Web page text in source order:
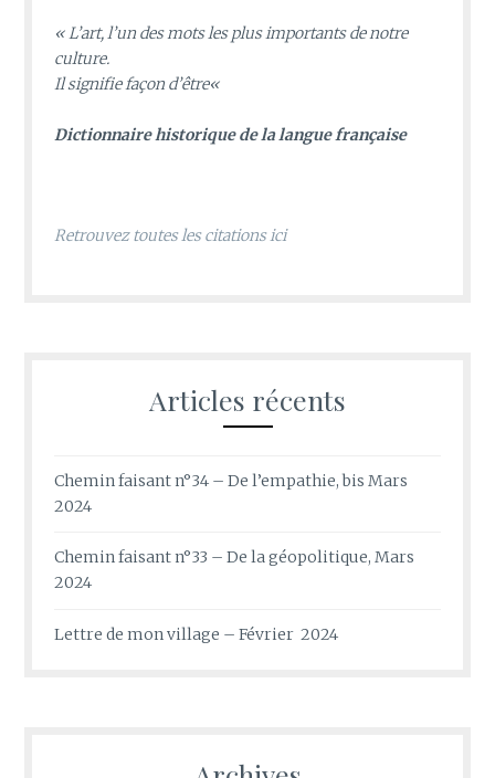
«L’art, l’un des mots les plus importants de notre
culture.
Il signifie façon d’être«
Dictionnaire historique de la langue française
Retrouvez toutes les citations ici
Articles récents
Chemin faisant n°34 – De l’empathie, bis Mars
2024
Chemin faisant n°33 – De la géopolitique, Mars
2024
Lettre de mon village – Février 2024